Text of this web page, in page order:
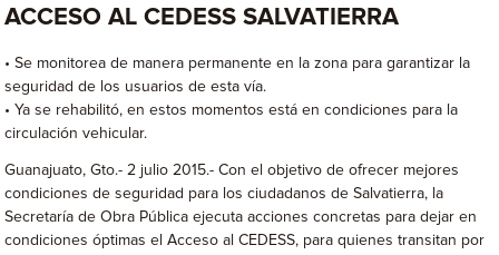
ACCESO AL CEDESS SALVATIERRA
• Se monitorea de manera permanente en la zona para garantizar la
seguridad de los usuarios de esta vía.
• Ya se rehabilitó, en estos momentos está en condiciones para la
circulación vehicular.
Guanajuato, Gto.- 2 julio 2015.- Con el objetivo de ofrecer mejores
condiciones de seguridad para los ciudadanos de Salvatierra, la
Secretaría de Obra Pública ejecuta acciones concretas para dejar en
condiciones óptimas el Acceso al CEDESS, para quienes transitan por